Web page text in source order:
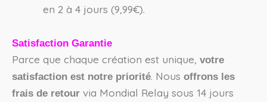
en 2 à 4 jours (9,99€).
Satisfaction Garantie
Parce que chaque création est unique, votre
satisfaction est notre priorité. Nous offrons les
frais de retour via Mondial Relay sous 14 jours